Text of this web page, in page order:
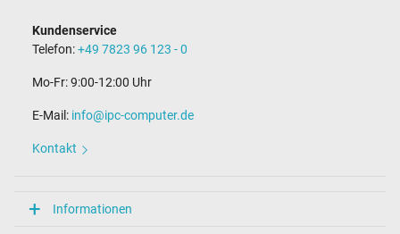
Kundenservice
Telefon:+49 7823 96 123 - 0
Mo-Fr: 9:00-12:00 Uhr
E-Mail: info@ipc-computer.de
Kontakt
Informationen